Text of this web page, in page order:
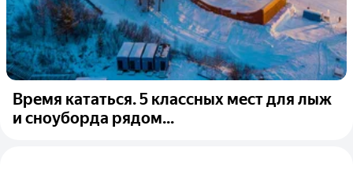
Время кататься. 5 классных мест для лыж
и сноуборда рядом...